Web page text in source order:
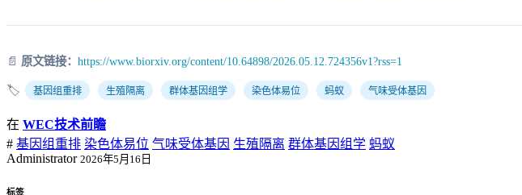
📄 原文链接： https://www.biorxiv.org/content/10.64898/2026.05.12.724356v1?rss=1
🏷️ 基因组重排 生殖隔离 群体基因组学 染色体易位 蚂蚁 气味受体基因
在 WEC技术前瞻
# 基因组重排 染色体易位 气味受体基因 生殖隔离 群体基因组学 蚂蚁
Administrator 2026年5月16日
标签